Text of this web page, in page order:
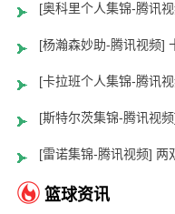
篮球资讯